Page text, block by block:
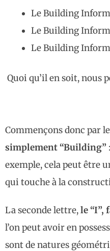
Le Building
Le Building
Le Building
Quoi qu’il en soit, nous
Commençons donc par
simplement “Building”
exemple, cela peut être
qui touche à la
La seconde lettre,le “I”,
l’on peut avoir en
sont de natures